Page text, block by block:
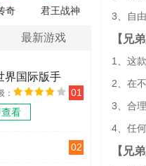
奇
君王战神
最新游戏
界国际版手
：
看
01
02
3、自
【兄
1、这
2、在
3、合
4、任
【兄